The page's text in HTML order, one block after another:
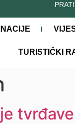
TURISTIČKI